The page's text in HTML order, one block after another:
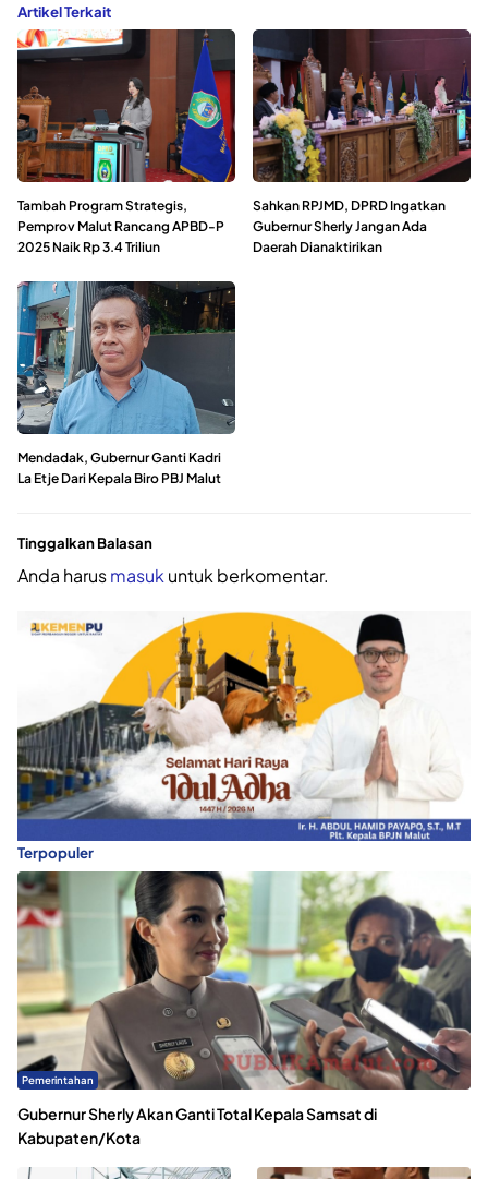
Artikel Terkait
Tambah Program Strategis,
Pemprov Malut Rancang APBD-P
2025 Naik Rp 3.4 Triliun
Sahkan RPJMD, DPRD Ingatkan
Gubernur Sherly Jangan Ada
Daerah Dianaktirikan
Mendadak, Gubernur Ganti Kadri
La Etje Dari Kepala Biro PBJ Malut
Tinggalkan Balasan
Anda harusmasuk untuk berkomentar.
Terpopuler
Pemerintahan
Gubernur Sherly Akan Ganti Total Kepala Samsat di
Kabupaten/Kota